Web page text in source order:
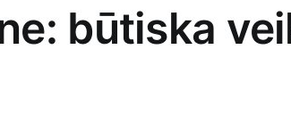
būtiska